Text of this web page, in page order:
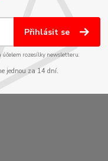
Přihlásit se
účelem rozesílky newsletteru.
jednou za 14 dní.